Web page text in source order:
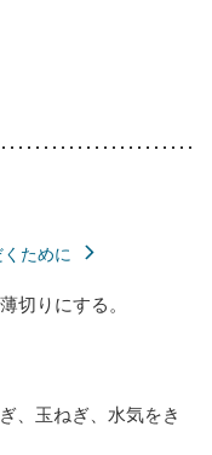
ために
切りにする。
、玉ねぎ、水気をき